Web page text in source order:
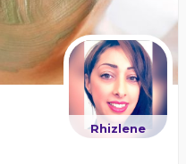
Rhizlene